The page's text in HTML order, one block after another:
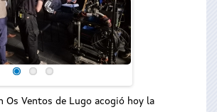
Os Ventos de Lugo acogió hoy la